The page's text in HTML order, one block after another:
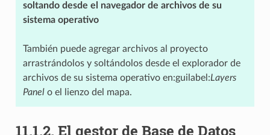
soltando desde el navegador de archivos de su
sistema operativo
También puede agregar archivos al proyecto
arrastrándolos y soltándolos desde el explorador de
archivos de su sistema operativo en:guilabel:Layers
Panelo el lienzo del mapa.
11.1.2. El gestor de Base de Datos